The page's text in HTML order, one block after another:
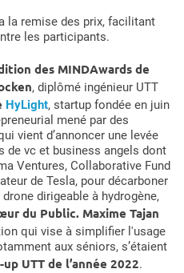
la remise des prix, facilitant
les participants.
des MINDAwards de
, diplômé ingénieur UTT
HyLight, startup fondée en juin
mené par des
vient d’annoncer une levée
de vc et business angels dont
Ventures, Collaborative Fund
de Tesla, pour décarboner
dirigeable à hydrogène,
du Public. Maxime Tajan
qui vise à simplifier l'usage
aux séniors, s’étaient
UTT de l’année 2022.